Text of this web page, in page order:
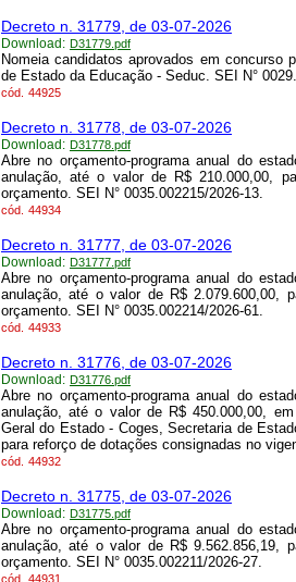
Decreto n. 31779, de 03-07-2026
Download: D31779.pdf
Nomeia candidatos aprovados em concurso
de Estado da Educação - Seduc. SEI N°
cód. 44925
Decreto n. 31778, de 03-07-2026
Download: D31778.pdf
Abre no orçamento-programa anual do
anulação, até o valor de R$ 210.000,00,
orçamento. SEI N° 0035.002215/2026-13.
cód. 44934
Decreto n. 31777, de 03-07-2026
Download: D31777.pdf
Abre no orçamento-programa anual do
anulação, até o valor de R$ 2.079.600,00,
orçamento. SEI N° 0035.002214/2026-61.
cód. 44933
Decreto n. 31776, de 03-07-2026
Download: D31776.pdf
Abre no orçamento-programa anual do
anulação, até o valor de R$ 450.000,00,
Geral do Estado - Coges, Secretaria de
para reforço de dotações consignadas no
cód. 44932
Decreto n. 31775, de 03-07-2026
Download: D31775.pdf
Abre no orçamento-programa anual do
anulação, até o valor de R$ 9.562.856,19,
orçamento. SEI N° 0035.002211/2026-27.
cód. 44931